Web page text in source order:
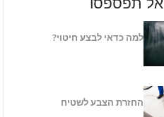
למה כדאי לבצע חיטוי?
החזרת הצבע לשטיח